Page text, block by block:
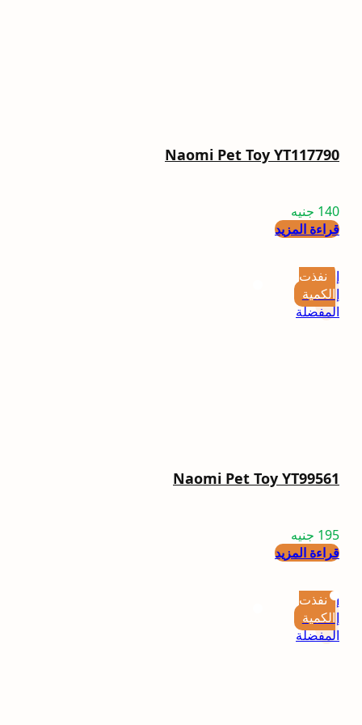
Naomi Pet Toy YT117790
140 جنيه
قراءة المزيد
نفذت
الكمية
إضافة
إلى
المفضلة
Naomi Pet Toy YT99561
195 جنيه
قراءة المزيد
نفذت
الكمية
إضافة
إلى
المفضلة